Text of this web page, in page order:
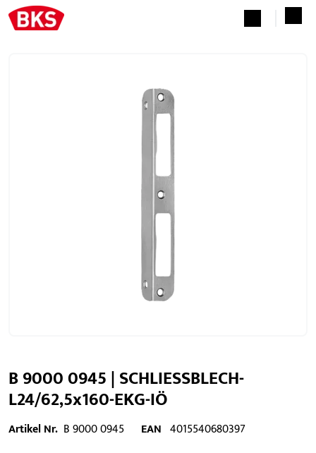
B 9000 0945 | SCHLIESSBLECH-
L24/62,5x160-EKG-IÖ
Artikel Nr. B 9000 0945 EAN 4015540680397